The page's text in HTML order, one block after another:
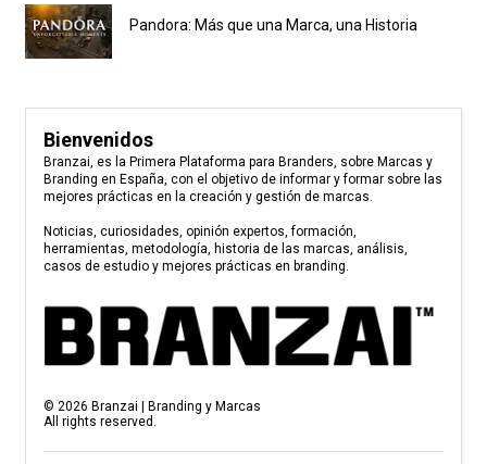
Pandora: Más que una Marca, una Historia
Bienvenidos
Branzai, es la Primera Plataforma para Branders, sobre Marcas y
Branding en España, con el objetivo de informar y formar sobre las
mejores prácticas en la creación y gestión de marcas.
Noticias, curiosidades, opinión expertos, formación,
herramientas, metodología, historia de las marcas, análisis,
casos de estudio y mejores prácticas en branding.
© 2026 Branzai | Branding y Marcas
All rights reserved.